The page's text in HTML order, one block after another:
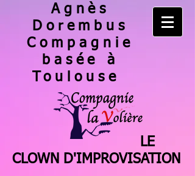
Agnès
Dorembus
Compagnie
basée à
Toulouse
LE
CLOWN D'IMPROVISATION